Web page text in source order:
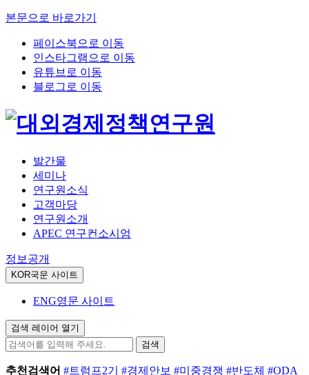
본문으로 바로가기
페이스북으로 이동
인스타그램으로 이동
유튜브로 이동
블로그로 이동
발간물
세미나
연구원소식
고객마당
연구원소개
APEC 연구컨소시엄
정보공개
KOR국문 사이트
ENG영문 사이트
검색 레이어 열기
검색
추천검색어 #트럼프2기 #경제안보 #미중경쟁 #반도체 #ODA